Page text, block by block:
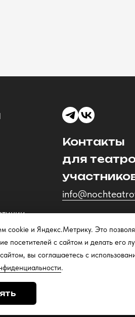
cookie и Яндекс.Метрику. Это
посетителей с сайтом и делать его
сайтом, вы соглашаетесь с
.
Контакты
для